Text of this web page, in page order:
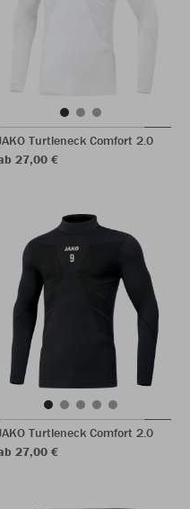
Turtleneck Comfort 2.0
27,00 €
Turtleneck Comfort 2.0
27,00 €